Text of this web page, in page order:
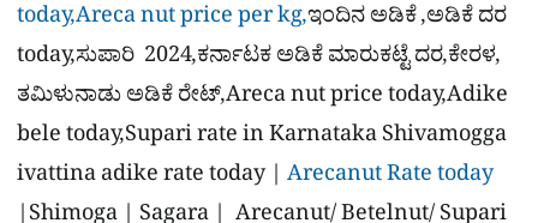
today,Areca nut price per kg,ಇಂದಿನ ಅಡಿಕೆ ,ಅಡಿಕೆ ದರ
today,ಸುಪಾರಿ 2024,ಕರ್ನಾಟಕ ಅಡಿಕೆ ಮಾರುಕಟ್ಟೆ ದರ,ಕೇರಳ,
ತಮಿಳುನಾಡು ಅಡಿಕೆ ರೇಟ್,Areca nut price today,Adike
bele today,Supari rate in Karnataka Shivamogga
ivattina adike rate today | Arecanut Rate today